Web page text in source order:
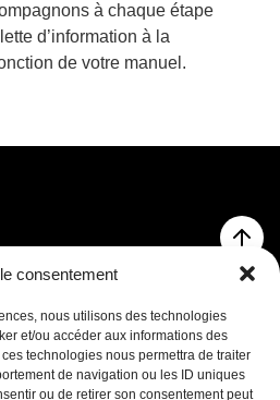
consentement
nous utilisons des technologies
et/ou accéder aux informations des
technologies nous permettra de traiter
de navigation ou les ID uniques
ou de retirer son consentement peut
à chaque étape
d’information à la
de votre manuel.